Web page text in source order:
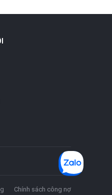
Chính sách công nợ